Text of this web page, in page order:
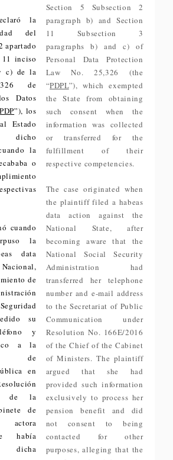
la
del
apartado
inciso
c) de la
de
Datos
”), los
Estado
dicho
la
o
cuando
la
data
de
su
y
a la
de
en
de la
de
actora
había
dicha
Section 5 Subsection 2
paragraph b) and Section
11 Subsection 3
paragraphs b) and c) of
Personal Data Protection
Law No. 25,326 (the
“PDPL”), which exempted
the State from obtaining
such consent when the
information was collected
or transferred for the
fulfillment of their
respective competencies.
The case originated when
the plaintiff filed a habeas
data action against the
National State, after
becoming aware that the
National Social Security
Administration had
transferred her telephone
number and e-mail address
to the Secretariat of Public
Communication under
Resolution No. 166E/2016
of the Chief of the Cabinet
of Ministers. The plaintiff
argued that she had
provided such information
exclusively to process her
pension benefit and did
not consent to being
contacted for other
purposes, alleging that the